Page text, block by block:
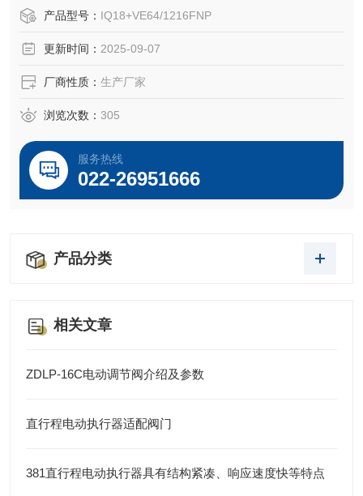
产品型号： IQ18+VE64/1216FNP
更新时间： 2025-09-07
厂商性质： 生产厂家
浏览次数： 305
服务热线
022-26951666
产品分类
相关文章
ZDLP-16C电动调节阀介绍及参数
直行程电动执行器适配阀门
381直行程电动执行器具有结构紧凑、响应速度快等特点